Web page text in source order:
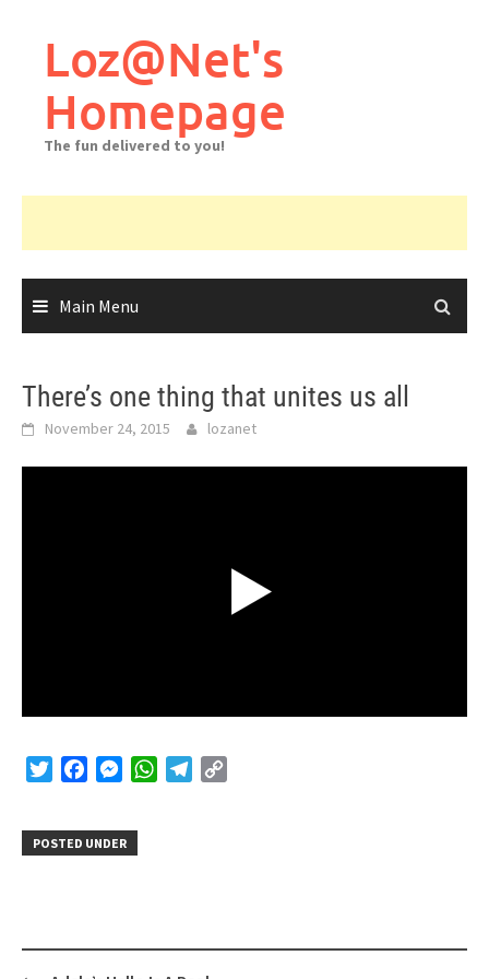
Loz@Net's
Homepage
The fun delivered to you!
Main Menu
There’s one thing that unites us all
November 24, 2015 lozanet
TwitterFacebookMessengerWhatsAppTelegram
POSTED UNDER